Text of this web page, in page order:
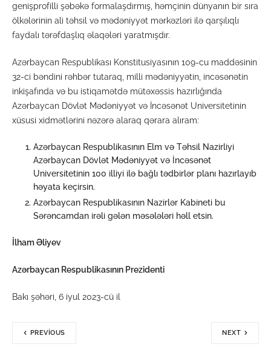
genişprofilli şəbəkə formalaşdırmış, həmçinin dünyanın bir sıra
ölkələrinin ali təhsil və mədəniyyət mərkəzləri ilə qarşılıqlı
faydalı tərəfdaşlıq əlaqələri yaratmışdır.
Azərbaycan Respublikası Konstitusiyasının 109-cu maddəsinin
32-ci bəndini rəhbər tutaraq, milli mədəniyyətin, incəsənətin
inkişafında və bu istiqamətdə mütəxəssis hazırlığında
Azərbaycan Dövlət Mədəniyyət və İncəsənət Universitetinin
xüsusi xidmətlərini nəzərə alaraq qərara alıram:
Azərbaycan Respublikasının Elm və Təhsil Nazirliyi
Azərbaycan Dövlət Mədəniyyət və İncəsənət
Universitetinin 100 illiyi ilə bağlı tədbirlər planı hazırlayıb
həyata keçirsin.
Azərbaycan Respublikasının Nazirlər Kabineti bu
Sərəncamdan irəli gələn məsələləri həll etsin.
İlham Əliyev
Azərbaycan Respublikasının Prezidenti
Bakı şəhəri, 6 iyul 2023-cü il
PREVIOUS NEXT